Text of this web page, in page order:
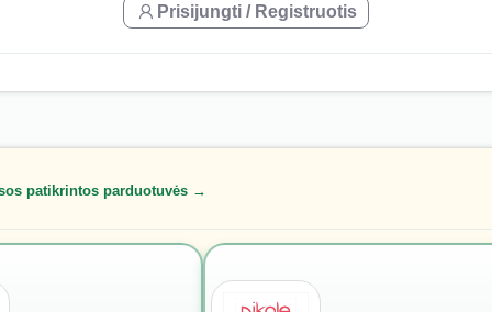
Prisijungti / Registruotis
patikrintos parduotuvės →